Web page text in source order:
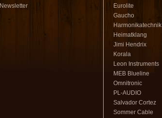
Newsletter
Eurolite
Gaucho
Harmonikatechnik
Heimatklang
Jimi Hendrix
Korala
Leon Instruments
MEB Blueline
Omnitronic
PL-AUDIO
Salvador Cortez
Sommer Cable